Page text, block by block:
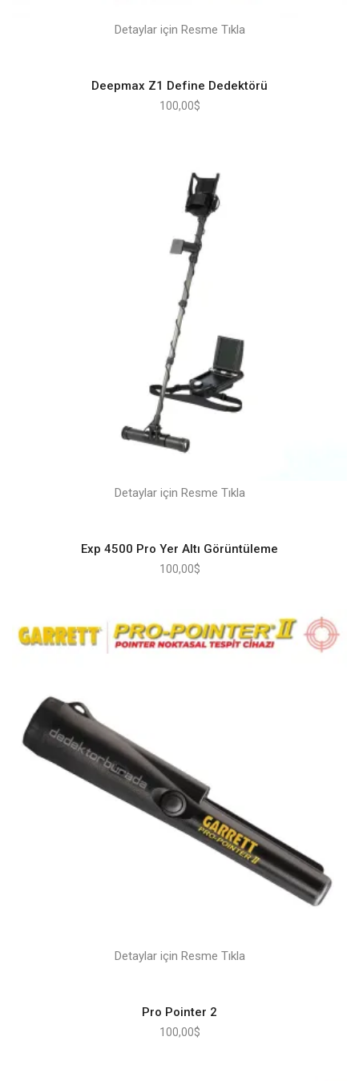
Detaylar için Resme Tıkla
Deepmax Z1 Define Dedektörü
100,00$
Detaylar için Resme Tıkla
Exp 4500 Pro Yer Altı Görüntüleme
100,00$
Detaylar için Resme Tıkla
Pro Pointer 2
100,00$